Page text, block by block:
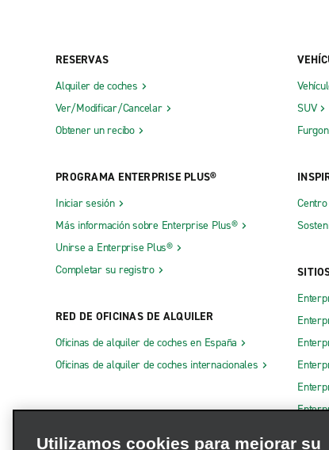
RESERVAS
Alquiler de coches
Ver/Modificar/Cancelar
Obtener un recibo
PROGRAMA ENTERPRISE PLUS®
Iniciar sesión
Más información sobre Enterprise Plus®
Unirse a Enterprise Plus®
Completar su registro
RED DE OFICINAS DE ALQUILER
Oficinas de alquiler de coches en España
Oficinas de alquiler de coches internacionales
SUV
Utilizamos cookies para mejorar su